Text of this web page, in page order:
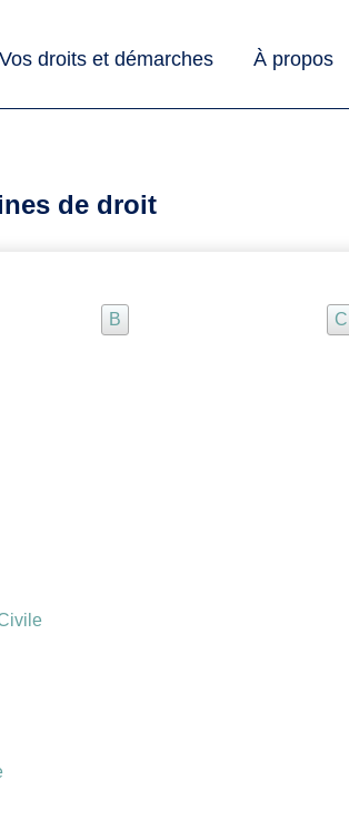
Vos droits et démarches À propos
de droit
B C